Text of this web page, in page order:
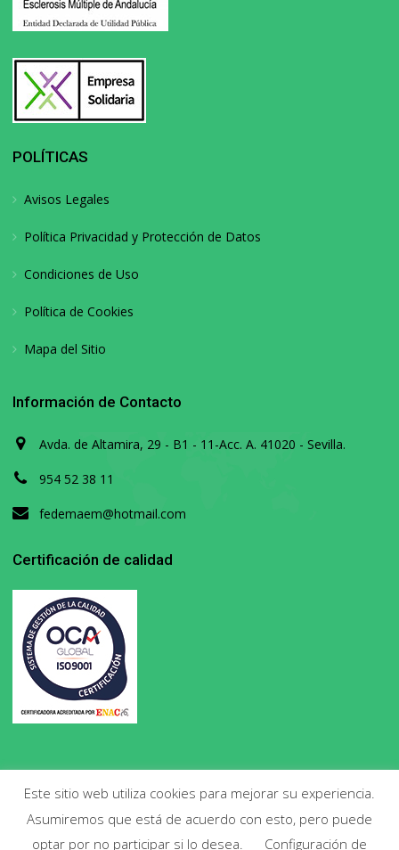
POLÍTICAS
Avisos Legales
Política Privacidad y Protección de Datos
Condiciones de Uso
Política de Cookies
Mapa del Sitio
Información de Contacto
Avda. de Altamira, 29 - B1 - 11-Acc. A. 41020 - Sevilla.
954 52 38 11
fedemaem@hotmail.com
Certificación de calidad
Copyright 2020. Todos los derechos reservados.
Este sitio web utiliza cookies para mejorar su experiencia.
Asumiremos que está de acuerdo con esto, pero puede
optar por no participar si lo desea.
Configuración de